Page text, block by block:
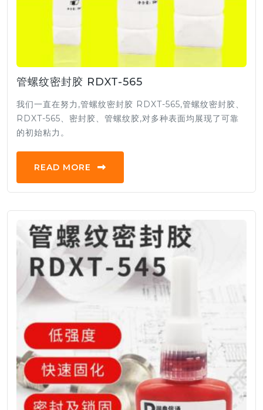
管螺纹密封胶 RDXT-565
我们一直在努力,管螺纹密封胶 RDXT-565,管螺纹密封胶、
RDXT-565、密封胶、管螺纹胶,对多种表面均展现了可靠
的初始粘力。
READ MORE